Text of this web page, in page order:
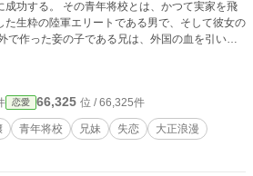
功する。 その青年将校とは、かつて実家を飛
た生粋の陸軍エリートである男で、そして彼女の
で作った妾の子である兄は、外国の血を引いて
そのため狭い華族社会では白い目で見られて陰
張り巡らせ、兄を華やかな社交界に引き摺り出
彼女は何を考えて兄を罠に嵌めたのだろう
けられますが、作者にはそれらを称賛する意図
。 ※読む人によって意味が変
恋愛 66,325 位 / 66,325件
青年将校 兄妹 失恋
大正浪漫